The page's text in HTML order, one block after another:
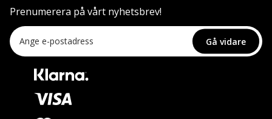
Prenumerera på vårt nyhetsbrev!
Gå vidare